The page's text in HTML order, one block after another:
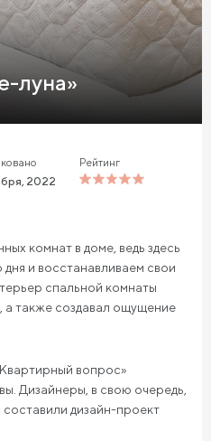
луна»
2022
Рейтинг
комнат в доме, ведь здесь
и восстанавливаем свои
спальной комнаты
а также создавал ощущение
вопрос»
Дизайнеры, в свою очередь,
дизайн-проект